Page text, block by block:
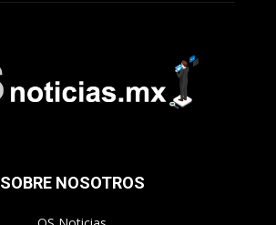
SOBRE NOSOTROS